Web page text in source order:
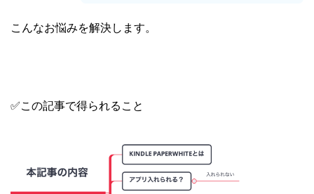
こんなお悩みを解決します。
✅この記事で得られること